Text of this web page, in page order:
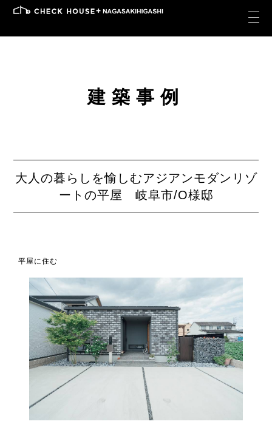
建築事例
大人の暮らしを愉しむアジアンモダンリゾ
ートの平屋 岐阜市/O様邸
平屋に住む